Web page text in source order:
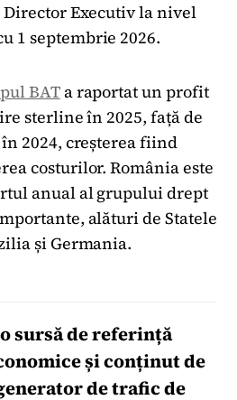
Executiv la nivel
1 septembrie 2026.
BATa raportat un profit
sterline în 2025, față de
2024, creșterea fiind
costurilor. România este
anual al grupului drept
alături de Statele
și Germania.
sursă de referință
și conținut de
de trafic de